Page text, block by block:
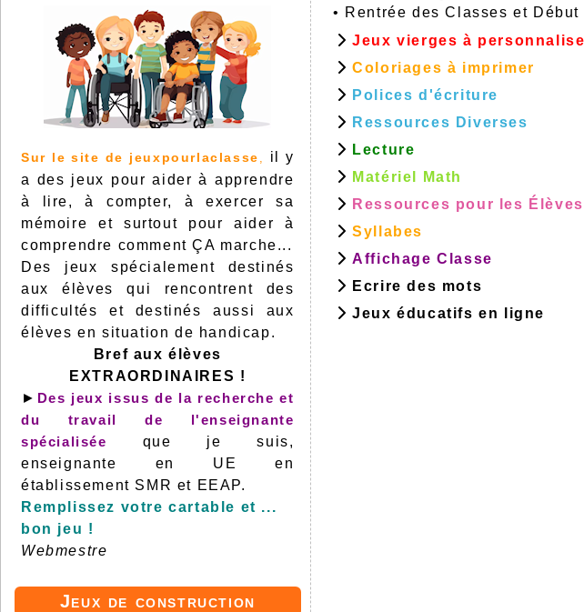
Sur le site de jeuxpourlaclasse
il y
a des jeux pour aider à apprendre
à lire, à compter, à exercer sa
mémoire et surtout pour aider à
comprendre comment ÇA marche...
Des jeux spécialement destinés
aux élèves qui rencontrent des
difficultés et destinés aussi aux
élèves en situation de handicap.
Bref aux élèves
EXTRAORDINAIRES !
► Des jeux issus de la recherche et
du travail de l'enseignante
spécialisée que je suis,
enseignante en UE en
établissement SMR et EEAP.
Remplissez votre cartable et ...
bon jeu !
Webmestre
Jeux de construction
• Rentrée des Classes et Début
Jeux vierges à
Coloriages à imprimer
Polices d'écriture
Ressources Diverses
Lecture
Matériel Math
Ressources pour les Élèves
Syllabes
Affichage Classe
Ecrire des mots
Jeux éducatifs en ligne